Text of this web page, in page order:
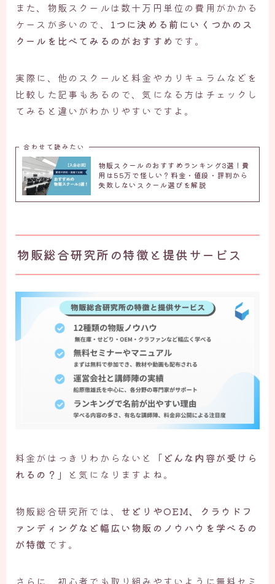
また、物販スクールは数十万円単位の費用がかかる
ケースが多いので、 1つに決める前にいくつかのス
クールを比べてみるのがおすすめ です。
実際に、他のスクールと料金やカリキュラムなどを
比較した記事もあるので、気になる方はチェックし
てみると違いがわかりやすいですよ。
合わせて読みたい
物販スクールのおすすめランキング3選！費
用は55万で怪しい？料金・値段・評判から
失敗しないスクール選びを解説
物販総合研究所の特徴と提供サービス
料金がはっきりわからないと
「どんな内容が受けら
れるの？」
と気になりますよね。
物販総合研究所では、 せどりやOEM、クラウドフ
ァンディングなど幅広い物販のノウハウを学べるの
が特徴 です。
さらに、初心者でも取り組みやすいように無料セミ